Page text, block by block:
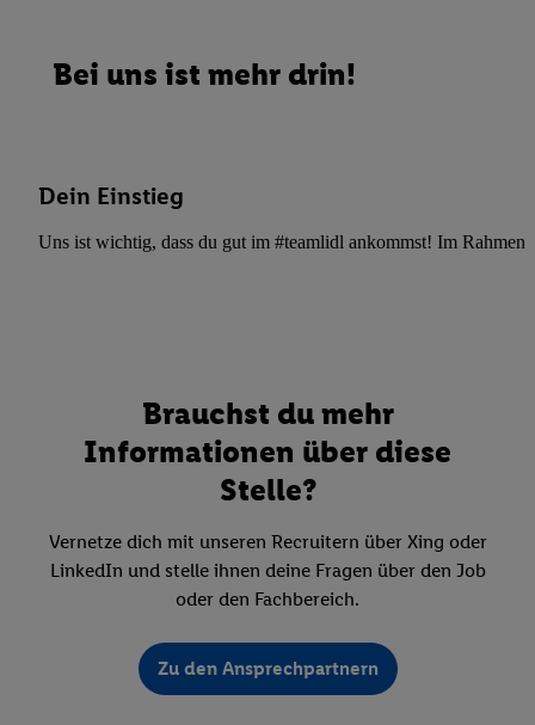
Bei uns ist mehr drin!
Dein Einstieg
Uns ist wichtig, dass du gut im #teamlidl ankommst! Im Rahmen
Brauchst du mehr
Informationen über diese
Stelle?
Vernetze dich mit unseren Recruitern über Xing oder
LinkedIn und stelle ihnen deine Fragen über den Job
oder den Fachbereich.
Zu den Ansprechpartnern